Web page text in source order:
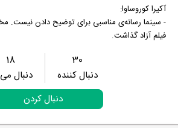
آکیرا کوروساوا:
- سینما رسانه‌ی مناسبی برای توضیح دادن نیست.
فیلم آزاد گذاشت.
30
دنبال کننده
18
دنبال
دنبال کردن